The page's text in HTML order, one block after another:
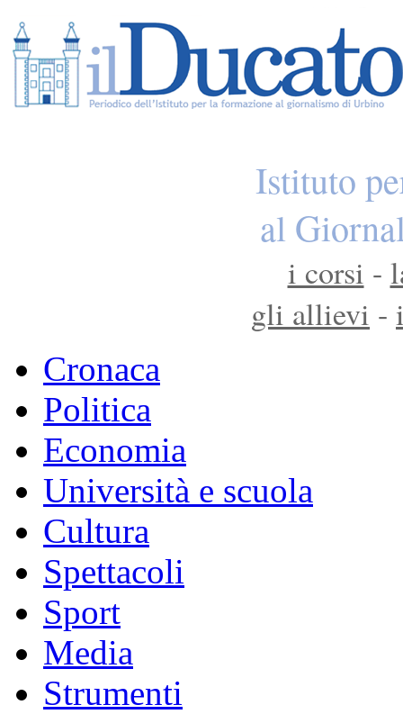
Istituto
al
i corsi -
gli allievi -
Cronaca
Politica
Economia
Università e scuola
Cultura
Spettacoli
Sport
Media
Strumenti